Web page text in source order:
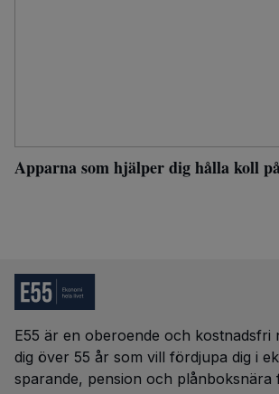
Apparna som hjälper dig hålla koll
E55 är en oberoende och kostnadsfri
dig över 55 år som vill fördjupa dig i
sparande, pension och plånboksnära